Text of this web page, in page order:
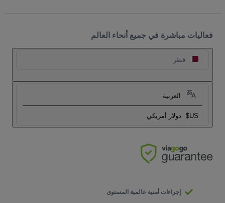
فعاليات مباشرة في جميع أنحاء العالم
قطر
العربية
US$ دولار أمريكي
إجراءات أمنية عالمية المستوى